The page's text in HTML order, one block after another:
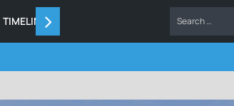
TIMELINE